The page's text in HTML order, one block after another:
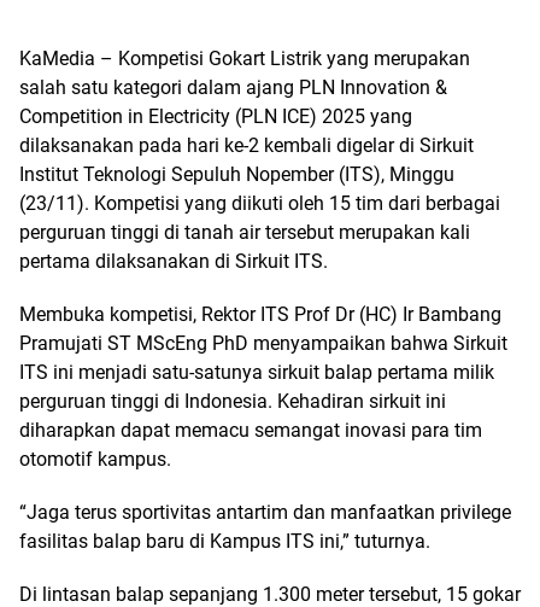
KaMedia – Kompetisi Gokart Listrik yang merupakan
salah satu kategori dalam ajang PLN Innovation &
Competition in Electricity (PLN ICE) 2025 yang
dilaksanakan pada hari ke-2 kembali digelar di Sirkuit
Institut Teknologi Sepuluh Nopember (ITS), Minggu
(23/11). Kompetisi yang diikuti oleh 15 tim dari berbagai
perguruan tinggi di tanah air tersebut merupakan kali
pertama dilaksanakan di Sirkuit ITS.
Membuka kompetisi, Rektor ITS Prof Dr (HC) Ir Bambang
Pramujati ST MScEng PhD menyampaikan bahwa Sirkuit
ITS ini menjadi satu-satunya sirkuit balap pertama milik
perguruan tinggi di Indonesia. Kehadiran sirkuit ini
diharapkan dapat memacu semangat inovasi para tim
otomotif kampus.
“Jaga terus sportivitas antartim dan manfaatkan privilege
fasilitas balap baru di Kampus ITS ini,” tuturnya.
Di lintasan balap sepanjang 1.300 meter tersebut, 15 gokar